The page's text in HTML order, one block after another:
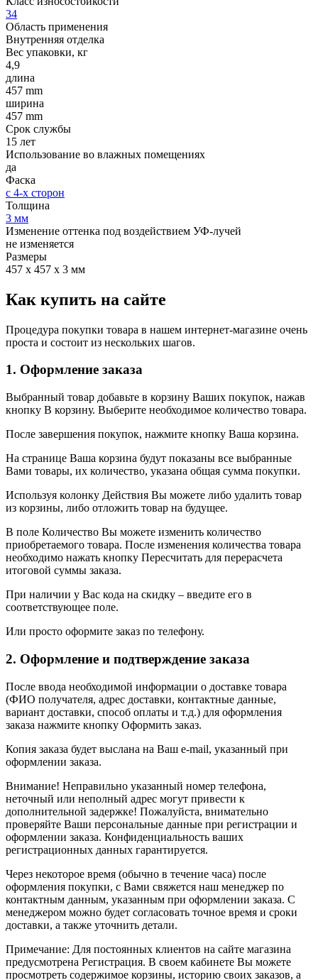
34
Область применения
Внутренняя отделка
Вес упаковки, кг
4,9
длина
457 mm
ширина
457 mm
Срок службы
15 лет
Использование во влажных помещениях
да
Фаска
с 4-х сторон
Толщина
3 мм
Изменение оттенка под воздействием УФ-лучей
не изменяется
Размеры
457 х 457 х 3 мм
Как купить на сайте
Процедура покупки товара в нашем интернет-магазине очень
проста и состоит из нескольких шагов.
1. Оформление заказа
Выбранный товар добавьте в корзину Ваших покупок, нажав
кнопку В корзину. Выберите необходимое количество товара.
После завершения покупок, нажмите кнопку Ваша корзина.
На странице Ваша корзина будут показаны все выбранные
Вами товары, их количество, указана общая сумма покупки.
Используя колонку Действия Вы можете либо удалить товар
из корзины, либо отложить товар на будущее.
В поле Количество Вы можете изменить количество
приобретаемого товара. После изменения количества товара
необходимо нажать кнопку Пересчитать для перерасчета
итоговой суммы заказа.
При наличии у Вас кода на скидку – введите его в
соответствующее поле.
Или просто оформите заказ по телефону.
2. Оформление и подтверждение заказа
После ввода необходимой информации о доставке товара
(ФИО получателя, адрес доставки, контактные данные,
вариант доставки, способ оплаты и т.д.) для оформления
заказа нажмите кнопку Оформить заказ.
Копия заказа будет выслана на Ваш e-mail, указанный при
оформлении заказа.
Внимание! Неправильно указанный номер телефона,
неточный или неполный адрес могут привести к
дополнительной задержке! Пожалуйста, внимательно
проверяйте Ваши персональные данные при регистрации и
оформлении заказа. Конфиденциальность ваших
регистрационных данных гарантируется.
Через некоторое время (обычно в течение часа) после
оформления покупки, с Вами свяжется наш менеджер по
контактным данным, указанным при оформлении заказа. С
менеджером можно будет согласовать точное время и сроки
доставки, а также уточнить детали.
Примечание: Для постоянных клиентов на сайте магазина
предусмотрена Регистрация. В своем кабинете Вы можете
просмотреть содержимое корзины, историю своих заказов, а